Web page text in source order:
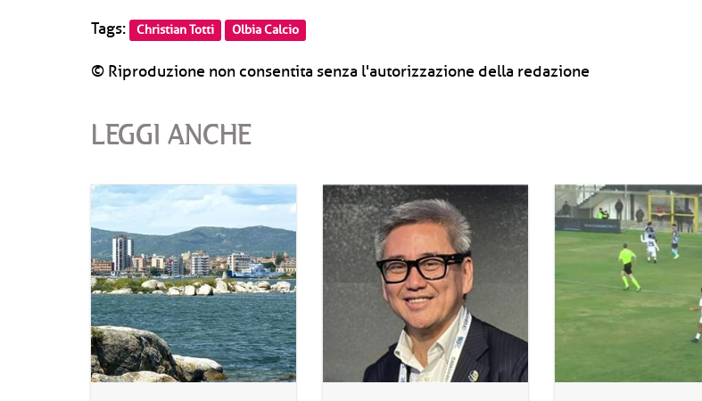
Tags: Christian Totti Olbia Calcio
© Riproduzione non consentita senza l'autorizzazione della redazione
LEGGI ANCHE